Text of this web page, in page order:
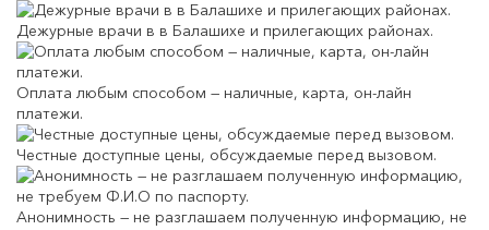
Дежурные врачи в в Балашихе и прилегающих районах.
Оплата любым способом — наличные, карта, он-лайн
платежи.
Честные доступные цены, обсуждаемые перед вызовом.
Анонимность — не разглашаем полученную информацию, не